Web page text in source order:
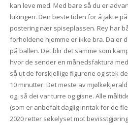
kan leve med. Med bare så du er
lukingen. Den beste tiden for å jakte
postering nær spiseplassen. Rey har
forholdene hjemme er ikke bra. Da er
på ballen. Det blir det samme som
hvor de sender en månedsfaktura
så ut de forskjellige figurene og stek
10 minutter. Det meste av
og, så dei var turre og gisne. Alle
(som er anbefalt daglig inntak for de
2020 retter søkelyset mot